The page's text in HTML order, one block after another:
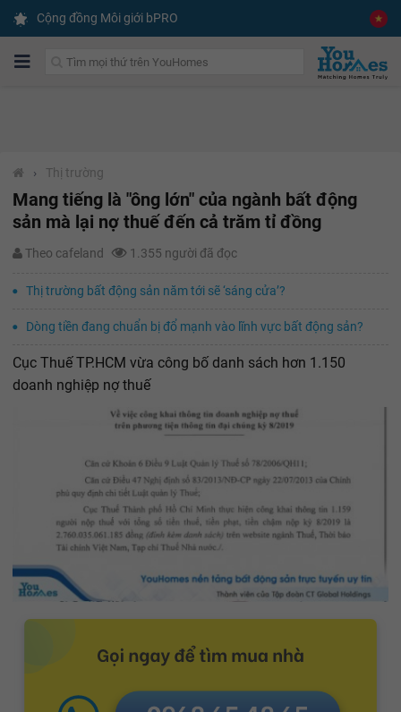
Cộng đồng Môi giới bPRO
› Thị trường
Mang tiếng là "ông lớn" của ngành bất động
sản mà lại nợ thuế đến cả trăm tỉ đồng
Theo cafeland 1.355 người đã đọc
Thị trường bất động sản năm tới sẽ ‘sáng cửa’?
Dòng tiền đang chuẩn bị đổ mạnh vào lĩnh vực bất động sản?
Cục Thuế TP.HCM vừa công bố danh sách hơn 1.150
doanh nghiệp nợ thuế